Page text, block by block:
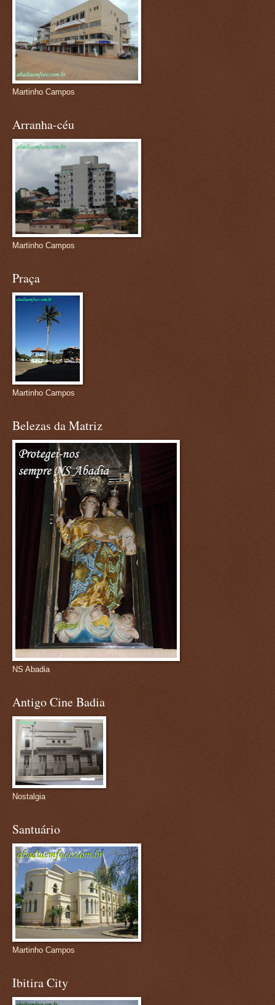
Martinho Campos
Arranha-céu
Martinho Campos
Praça
Martinho Campos
Belezas da Matriz
NS Abadia
Antigo Cine Badia
Nostalgia
Santuário
Martinho Campos
Ibitira City